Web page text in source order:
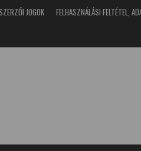
JOGOK
FELHASZNÁLÁSI FELTÉTEL,